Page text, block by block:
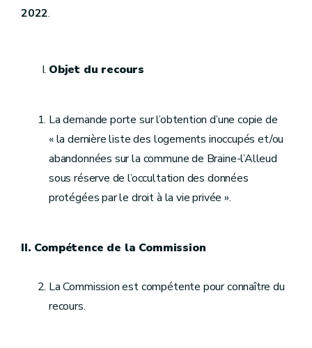
2022.
Objet du recours
La demande porte sur l’obtention d’une copie de
« la dernière liste des logements inoccupés et/ou
abandonnées sur la commune de Braine-l’Alleud
sous réserve de l’occultation des données
protégées par le droit à la vie privée ».
II. Compétence de la Commission
La Commission est compétente pour connaître du
recours.